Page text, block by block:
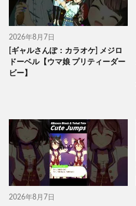
2026年8月7日
[ギャルさんぽ：カラオケ] メジロ
ドーベル【ウマ娘 プリティーダー
ビー】
2026年8月7日